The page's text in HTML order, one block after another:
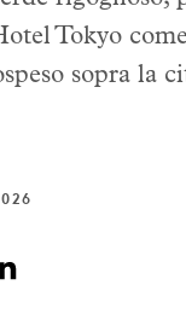
Tokyo
sopra la